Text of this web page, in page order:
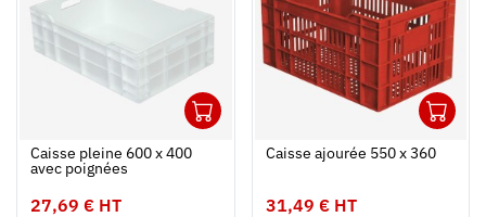
Ouvrir
Ajouter au panier
Fermer
Caisse pleine 600 x 400
avec poignées
27,69 € HT
Ouvrir
Caisse ajourée 550 x 360
31,49 € HT